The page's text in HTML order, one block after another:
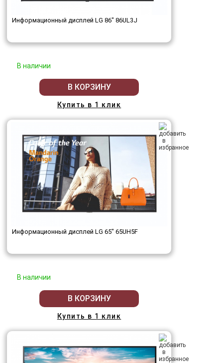
Информационный дисплей LG 86" 86UL3J
В наличии
В КОРЗИНУ
Купить в 1 клик
Информационный дисплей LG 65" 65UH5F
В наличии
В КОРЗИНУ
Купить в 1 клик